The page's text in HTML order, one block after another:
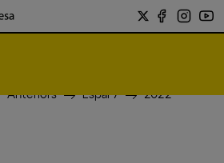
Anteriors Espai 7
2022